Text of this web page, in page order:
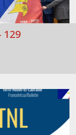
129